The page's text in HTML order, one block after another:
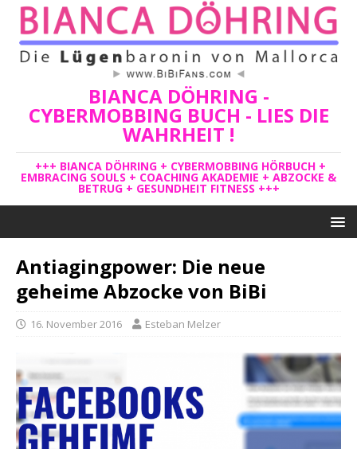
BIANCA DÖHRING -
CYBERMOBBING BUCH - LIES DIE
WAHRHEIT !
+++ BIANCA DÖHRING + CYBERMOBBING HÖRBUCH +
EMBRACING SOULS + COACHING AKADEMIE + ABZOCKE &
BETRUG + GESUNDHEIT FITNESS +++
Antiagingpower: Die neue
geheime Abzocke von BiBi
16. November 2016 Esteban Melzer